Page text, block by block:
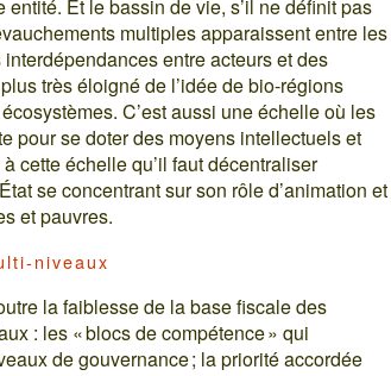
Et le bassin de vie, s’il ne définit pas
multiples apparaissent entre les
entre acteurs et des
très éloigné de l’idée de bio-régions
C’est aussi une échelle où les
pour se doter des moyens intellectuels et
cette échelle qu’il faut décentraliser
se concentrant sur son rôle d’animation et
et pauvres.
niveaux
la faiblesse de la base fiscale des
: les « blocs de compétence » qui
de gouvernance ; la priorité accordée